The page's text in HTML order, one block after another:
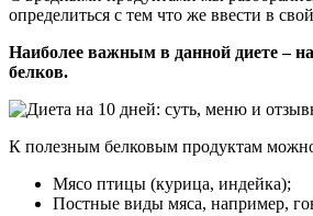
определиться с тем что же ввести в
Наиболее важным в данной диете –
белков.
К полезным белковым продуктам
Мясо птицы (курица, индейка);
Постные виды мяса, например,